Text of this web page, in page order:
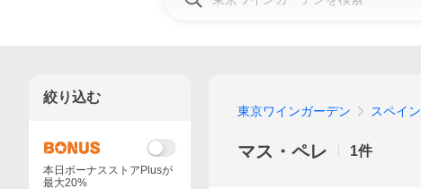
東京ワインガーデン スペイン
マス・ペレ 1件
絞り込む
本日ボーナスストアPlusが
最大20%